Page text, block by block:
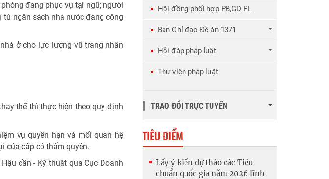
đang phục vụ tại ngũ; người
từ ngân sách nhà nước đang công
ở cho lực lượng vũ trang nhân
thế thì thực hiện theo quy định
vụ quyền hạn và mối quan hệ
của cấp có thẩm quyền.
cần - Kỹ thuật qua Cục Doanh
Hội đồng phối hợp PB,GD PL
Ban Chỉ đạo Đề án 1371
Hỏi đáp pháp luật
Thư viện pháp luật
TRAO ĐỔI TRỰC TUYẾN
TIÊU ĐIỂM
Lấy ý kiến dự thảo các Tiêu
chuẩn quốc gia năm 2026 lĩnh